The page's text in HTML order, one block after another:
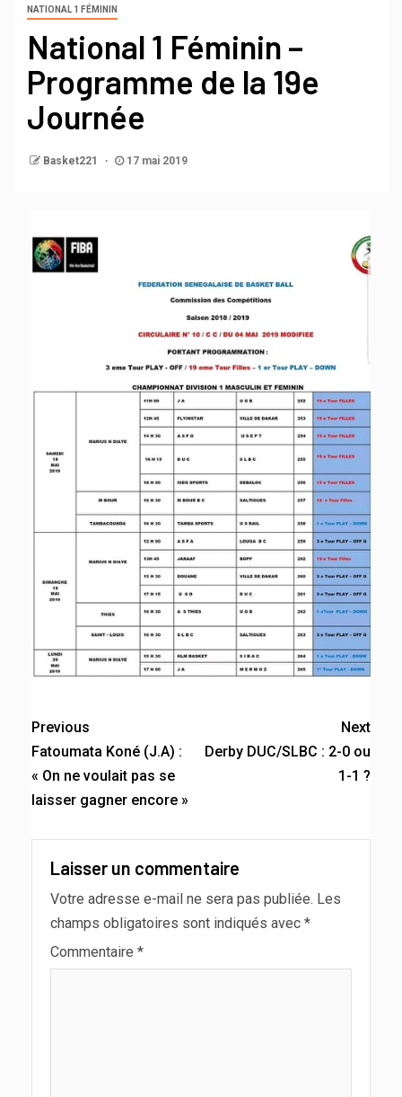
NATIONAL 1 FÉMININ
National 1 Féminin –
Programme de la 19e
Journée
Basket221 17 mai 2019
Previous
Fatoumata Koné (J.A) :
« On ne voulait pas se
laisser gagner encore »
Next
Derby DUC/SLBC : 2-0 ou
1-1 ?
Laisser un commentaire
Votre adresse e-mail ne sera pas publiée. Les
champs obligatoires sont indiqués avec *
Commentaire *